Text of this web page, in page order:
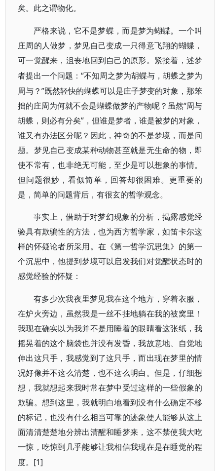
矣。此之谓物化。
严格来说，它不是梦蝶，而是梦为蝴蝶。一个叫
庄周的人做梦，梦见自己变成一只得意飞翔的蝴蝶，
可一觉醒来，沮丧地回到自己的原形。紧接着，述梦
者提出一个问题：“不知周之梦为胡蝶与，胡蝶之梦为
周与？”既然轻快的蝴蝶可以是庄子梦变的对象，那笨
拙的庄周为何就不会是蝴蝶做梦的产物呢？虽然“周与
胡蝶，则必有分矣”，但谁是梦者，谁是被梦的对象，
谁又有办法区分呢？因此，神奇的不是梦境，而是问
题。梦见自己变成某种动物甚至就是无生命的物，即
使不常有，也非绝无可能，至少是可以想象的事情。
但问题很妙，看似简单，回答却很困难。更重要的
是，简单的问题背后，有很玄的哲学观念。
事实上，借助于对梦幻现象的分析，揭露感觉经
验具有欺骗性的方法，也为西方哲学家，如笛卡尔这
样的怀疑论者所采用。在《第一哲学沉思集》的第一
个沉思中，他提到梦境可以启发我们对觉醒状态时的
感觉经验的怀疑：
有多少次我夜里梦见我在这个地方，穿着衣服，
在炉火旁边，虽然我是一丝不挂地躺在我的被窝里！
我现在确实以为我并不是用睡着的眼睛看这张纸，我
摇晃着的这个脑袋也并没有发昏，我故意地、自觉地
伸出这只手，我感觉到了这只手，而出现在梦里的情
况好像并不这么清楚，也不这么明白。但是，仔细想
想，我就想起来我时常在梦中受过这样的一些假象的
欺骗。想到这里，我就明白地看到没有什么确定不移
的标记，也没有什么相当可靠的迹象使人能够从这上
面清清楚楚地分辨出清醒和睡梦来，这不禁使我大吃
一惊，吃惊到几乎能够让我相信我现在是在睡觉的程
度。 [1]